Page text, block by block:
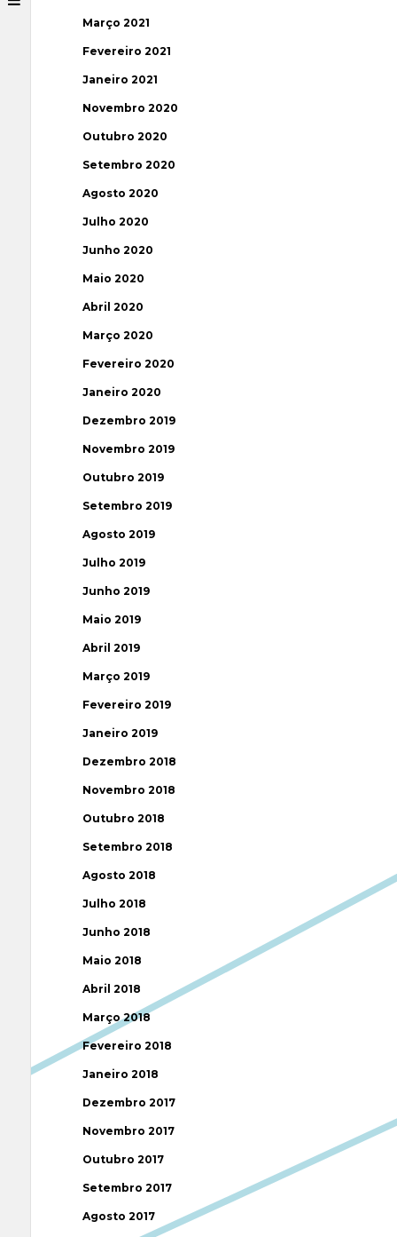
Março 2021
Fevereiro 2021
Janeiro 2021
Novembro 2020
Outubro 2020
Setembro 2020
Agosto 2020
Julho 2020
Junho 2020
Maio 2020
Abril 2020
Março 2020
Fevereiro 2020
Janeiro 2020
Dezembro 2019
Novembro 2019
Outubro 2019
Setembro 2019
Agosto 2019
Julho 2019
Junho 2019
Maio 2019
Abril 2019
Março 2019
Fevereiro 2019
Janeiro 2019
Dezembro 2018
Novembro 2018
Outubro 2018
Setembro 2018
Agosto 2018
Julho 2018
Junho 2018
Maio 2018
Abril 2018
Março 2018
Fevereiro 2018
Janeiro 2018
Dezembro 2017
Novembro 2017
Outubro 2017
Setembro 2017
Agosto 2017